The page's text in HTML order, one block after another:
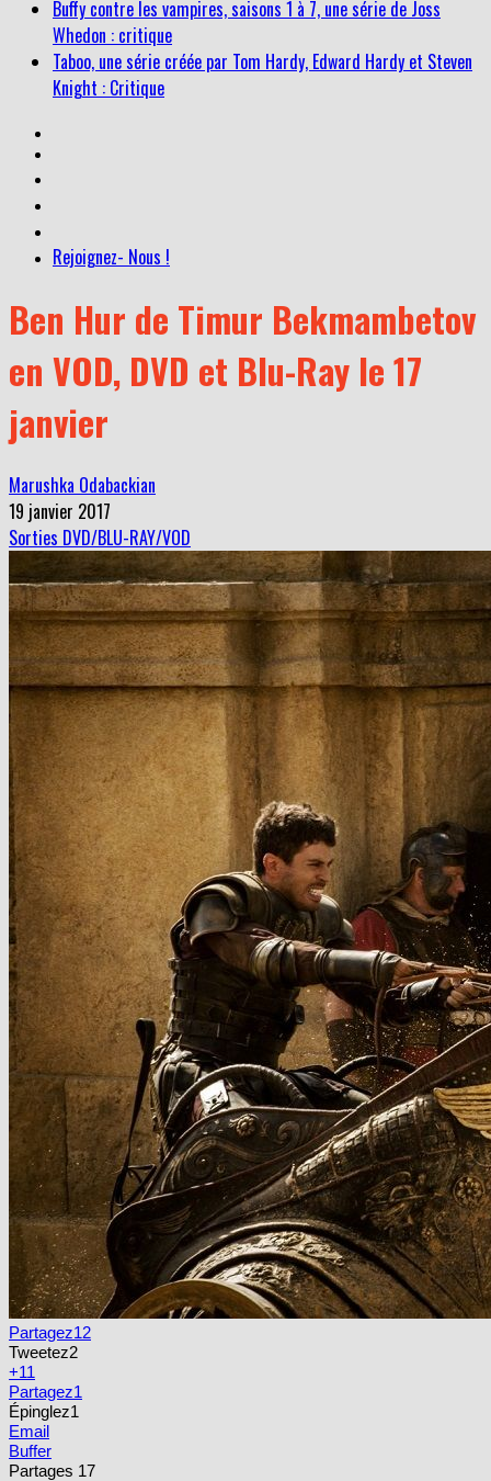
Buffy contre les vampires, saisons 1 à 7, une série de Joss
Whedon : critique
Taboo, une série créée par Tom Hardy, Edward Hardy et Steven
Knight : Critique
Rejoignez- Nous !
Ben Hur de Timur Bekmambetov
en VOD, DVD et Blu-Ray le 17
janvier
Marushka Odabackian
19 janvier 2017
Sorties DVD/BLU-RAY/VOD
Partagez12
Tweetez2
+11
Partagez1
Épinglez1
Email
Buffer
Partages 17